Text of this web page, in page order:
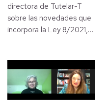
directora de Tutelar-T
sobre las novedades que
incorpora la Ley 8/2021,…